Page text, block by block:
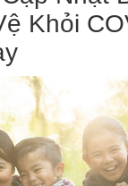
Khỏi